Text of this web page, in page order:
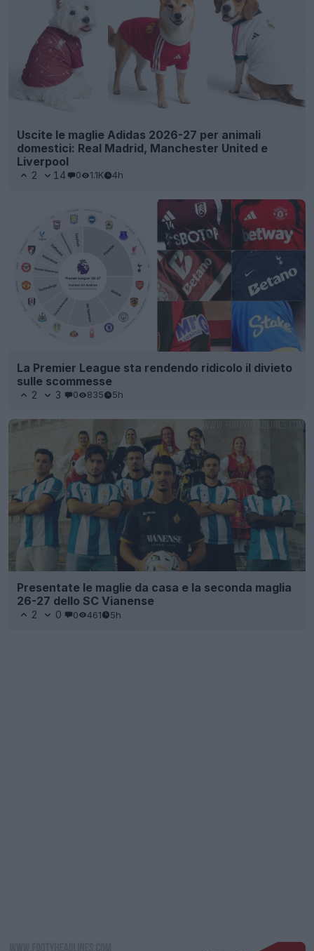
Uscite le maglie Adidas 2026-27 per animali
domestici: Real Madrid, Manchester United e
Liverpool
2 14 0 1.1K 4h
La Premier League sta rendendo ridicolo il divieto
sulle scommesse
2 3 0 835 5h
Presentate le maglie da casa e la seconda maglia
26-27 dello SC Vianense
2 0 0 461 5h